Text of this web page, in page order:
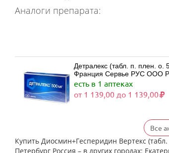
Аналоги препарата:
Детралекс (табл. п. плен.
Франция Сервье РУС ООО
есть в 1 аптеках
от 1 139,00 до 1 139,00
Детралекс (табл. п. плен.
Франция Сервье РУС ООО
есть в 1 аптеках
Все
Купить Диосмин+Гесперидин Вертекс
Петербург Россия – в других городах: